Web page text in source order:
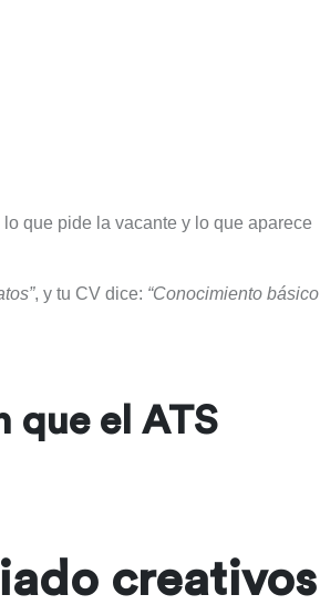
que pide la vacante y lo que aparece
, y tu CV dice: “Conocimiento básico
que el ATS
creativos